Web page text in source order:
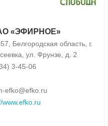
«ЭФИРНОЕ»
Белгородская область, г.
ул. Фрунзе, д. 2
3-45-06
efko@efko.ru
www.efko.ru